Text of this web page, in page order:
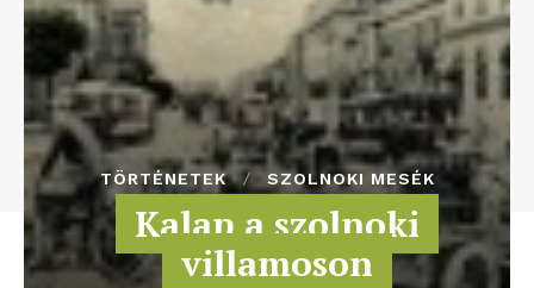
TÖRTÉNETEK SZOLNOKI MESÉK
Kalap a szolnoki
villamoson